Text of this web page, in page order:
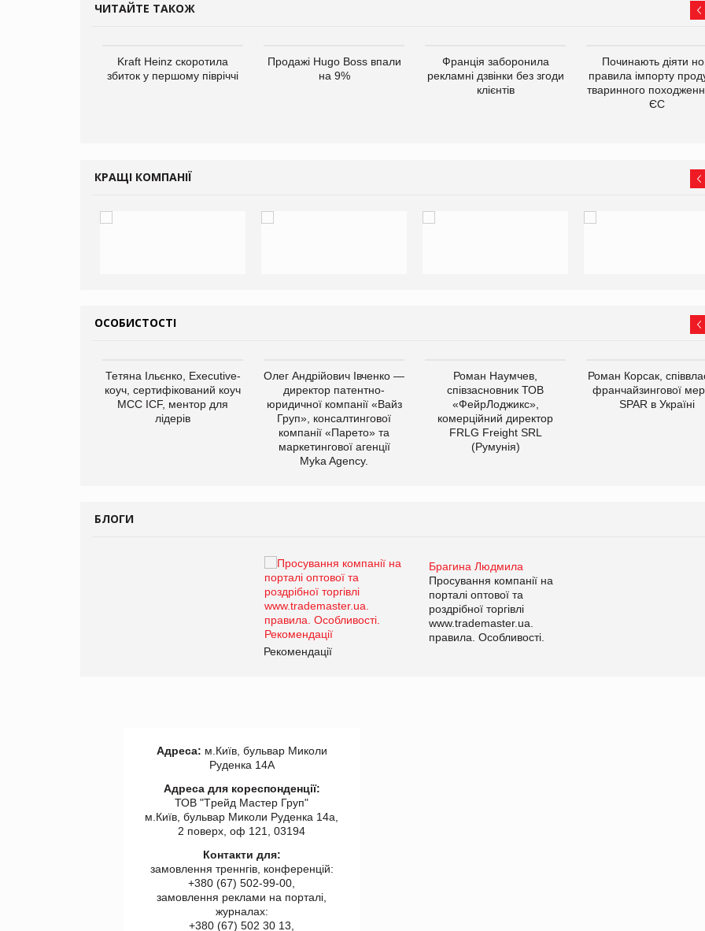
ЧИТАЙТЕ ТАКОЖ
Kraft Heinz скоротила
збиток у першому півріччі
Продажі Hugo Boss впали
на 9%
Франція заборонила
рекламні дзвінки без згоди
клієнтів
Починають діяти
правила імпорту
тваринного
ЄС
КРАЩІ КОМПАНІЇ
ОСОБИСТОСТІ
Тетяна Ільєнко, Executive-
коуч, сертифікований коуч
МСС ICF, ментор для
лідерів
Олег Андрійович Івченко —
директор патентно-
юридичної компанії «Вайз
Груп», консалтингової
компанії «Парето» та
маркетингової агенції
Myka Agency.
Роман Наумчев,
співзасновник ТОВ
«ФейрЛоджикс»,
комерційний директор
FRLG Freight SRL
(Румунія)
Роман Корсак,
франчайзингової
SPAR в Україні
БЛОГИ
Брагина Людмила
Просування компанії на
порталі оптової та
роздрібної торгівлі
www.trademaster.ua.
правила. Особливості.
Рекомендації
Адреса: м.Київ, бульвар Миколи
Руденка 14А
Адреса для кореспонденції:
ТОВ "Tрейд Мастер Груп"
м.Київ, бульвар Миколи Руденка 14а,
2 поверх, оф 121, 03194
Контакти для:
замовлення треннгів, конференцій:
+380 (67) 502-99-00,
замовлення реклами на порталі,
журналах:
+380 (67) 502 30 13,